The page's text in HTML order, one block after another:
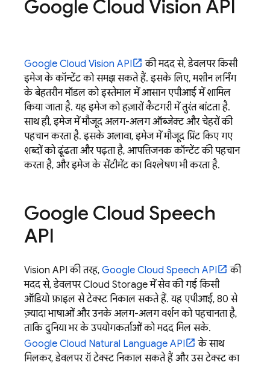
Google Cloud Vision API
Google Cloud Vision API
की मदद से, डेवलपर किसी
इमेज के कॉन्टेंट को समझ सकते हैं. इसके लिए, मशीन लर्निंग
के बेहतरीन मॉडल को इस्तेमाल में आसान एपीआई में शामिल
किया जाता है. यह इमेज को हज़ारों कैटगरी में तुरंत बांटता है.
साथ ही, इमेज में मौजूद अलग-अलग ऑब्जेक्ट और चेहरों की
पहचान करता है. इसके अलावा, इमेज में मौजूद प्रिंट किए गए
शब्दों को ढूंढता और पढ़ता है, आपत्तिजनक कॉन्टेंट की पहचान
करता है, और इमेज के सेंटीमेंट का विश्लेषण भी करता है.
Google Cloud Speech
API
Vision API की तरह, Google Cloud Speech API
की
मदद से, डेवलपरCloud Storageमें सेव की गई किसी
ऑडियो फ़ाइल से टेक्स्ट निकाल सकते हैं. यह एपीआई, 80 से
ज़्यादा भाषाओं और उनके अलग-अलग वर्शन को पहचानता है,
ताकि दुनिया भर के उपयोगकर्ताओं को मदद मिल सके.
Google Cloud Natural Language API
के साथ
मिलकर, डेवलपर रॉ टेक्स्ट निकाल सकते हैं और उस टेक्स्ट का